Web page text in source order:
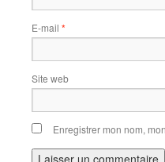
E-mail *
Site web
Enregistrer mon nom,